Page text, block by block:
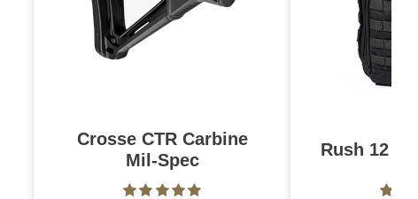
Crosse CTR Carbine
Mil-Spec
Rush 12